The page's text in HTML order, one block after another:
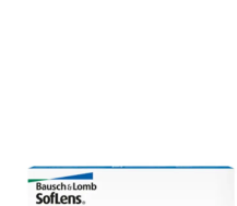
علاقه
مندی